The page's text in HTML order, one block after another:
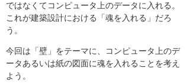
ではなくてコンピュータ上のデータに入れる。
これが建築設計における「魂を入れる」だろ
う。
今回は「壁」をテーマに、コンピュータ上のデ
ータあるいは紙の図面に魂を入れることを考え
よう。